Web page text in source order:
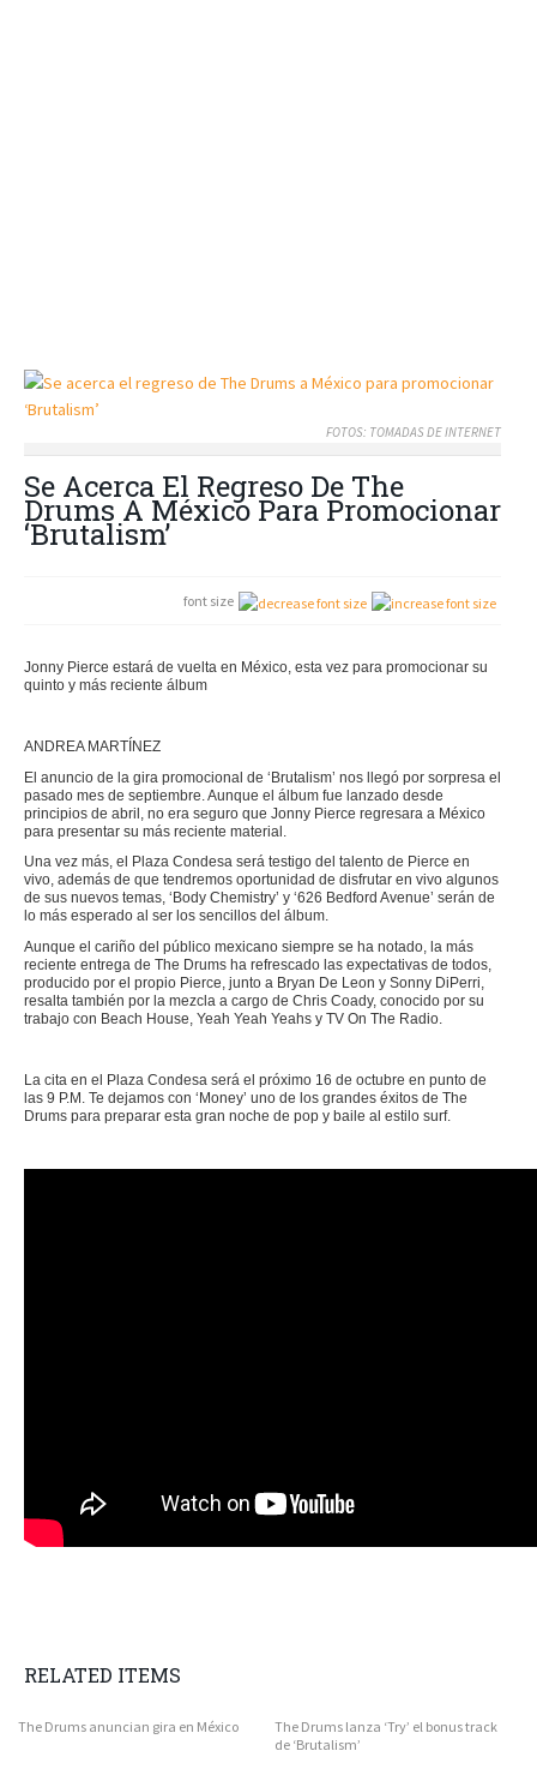
FOTOS: TOMADAS DE INTERNET
Se Acerca El Regreso De The
Drums A México Para Promocionar
‘Brutalism’
font size
Jonny Pierce estará de vuelta en México, esta vez para promocionar su
quinto y más reciente álbum
ANDREA MARTÍNEZ
El anuncio de la gira promocional de ‘Brutalism’ nos llegó por sorpresa el
pasado mes de septiembre. Aunque el álbum fue lanzado desde
principios de abril, no era seguro que Jonny Pierce regresara a México
para presentar su más reciente material.
Una vez más, el Plaza Condesa será testigo del talento de Pierce en
vivo, además de que tendremos oportunidad de disfrutar en vivo algunos
de sus nuevos temas, ‘Body Chemistry’ y ‘626 Bedford Avenue’ serán de
lo más esperado al ser los sencillos del álbum.
Aunque el cariño del público mexicano siempre se ha notado, la más
reciente entrega de The Drums ha refrescado las expectativas de todos,
producido por el propio Pierce, junto a Bryan De Leon y Sonny DiPerri,
resalta también por la mezcla a cargo de Chris Coady, conocido por su
trabajo con Beach House, Yeah Yeah Yeahs y TV On The Radio.
La cita en el Plaza Condesa será el próximo 16 de octubre en punto de
las 9 P.M. Te dejamos con ‘Money’ uno de los grandes éxitos de The
Drums para preparar esta gran noche de pop y baile al estilo surf.
RELATED ITEMS
The Drums anuncian gira en México
The Drums lanza ‘Try’ el bonus track
de ‘Brutalism’